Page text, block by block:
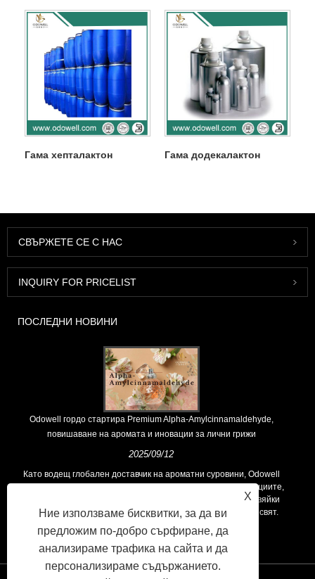
Гама хепталактон Гама додекалактон
СВЪРЖЕТЕ СЕ С НАС
INQUIRY FOR PRICELIST
ПОСЛЕДНИ НОВИНИ
Odowell гордо стартира Premium Alpha-Amylcinnamaldehyde,
повишаване на аромата и иновации за лични грижи
2025/09/12
Като водещ глобален доставчик на ароматни суровини, Odowell
поддържа основна философия на „ориентирана към иновациите,
фокусирани върху качеството“, последователно предоставяйки
превъзходни решения за аромати на клиентите по целия свят.
X
Ние използваме бисквитки, за да ви
предложим по-добро сърфиране, да
анализираме трафика на сайта и да
персонализираме съдържанието.